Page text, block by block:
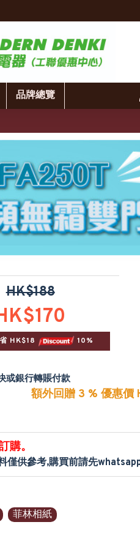
品牌總覽
HK$188
HK$18 10%
或銀行轉賬付款
額外回贈 3 % 優惠價
購。
僅供參考,購買前請先
菲林相紙